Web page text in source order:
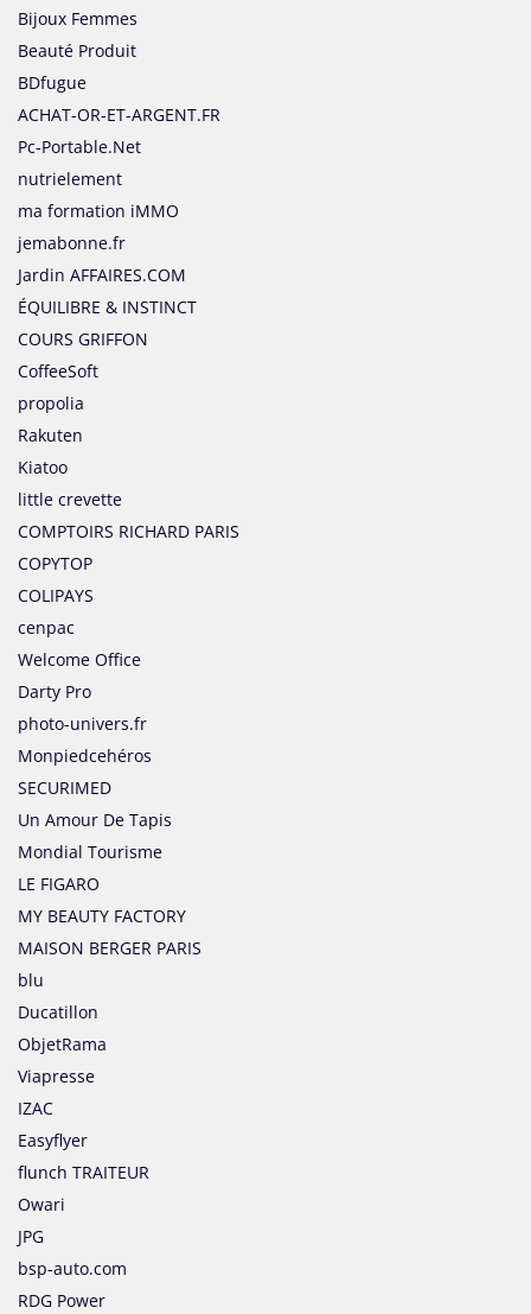
Bijoux Femmes
Beauté Produit
BDfugue
ACHAT-OR-ET-ARGENT.FR
Pc-Portable.Net
nutrielement
ma formation iMMO
jemabonne.fr
Jardin AFFAIRES.COM
ÉQUILIBRE & INSTINCT
COURS GRIFFON
CoffeeSoft
propolia
Rakuten
Kiatoo
little crevette
COMPTOIRS RICHARD PARIS
COPYTOP
COLIPAYS
cenpac
Welcome Office
Darty Pro
photo-univers.fr
Monpiedcehéros
SECURIMED
Un Amour De Tapis
Mondial Tourisme
LE FIGARO
MY BEAUTY FACTORY
MAISON BERGER PARIS
blu
Ducatillon
ObjetRama
Viapresse
IZAC
Easyflyer
flunch TRAITEUR
Owari
JPG
bsp-auto.com
RDG Power